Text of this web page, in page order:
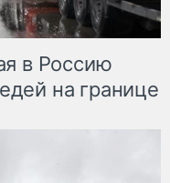
в Россию
на границе